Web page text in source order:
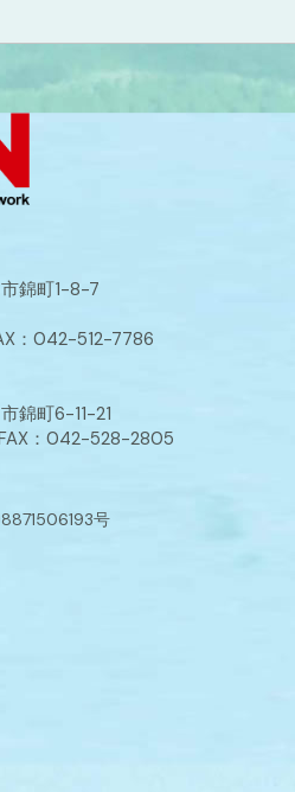
錦町1-8-7
：042-512-7786
錦町6-11-21
：042-528-2805
号